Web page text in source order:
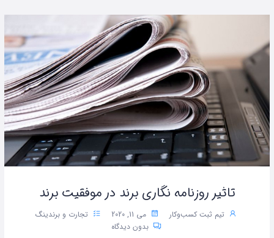
تاثیر روزنامه نگاری برند در موفقیت برند
تیم ثبت کسب‌وکار می 11, 2020
تجارت و برندینگ
بدون دیدگاه